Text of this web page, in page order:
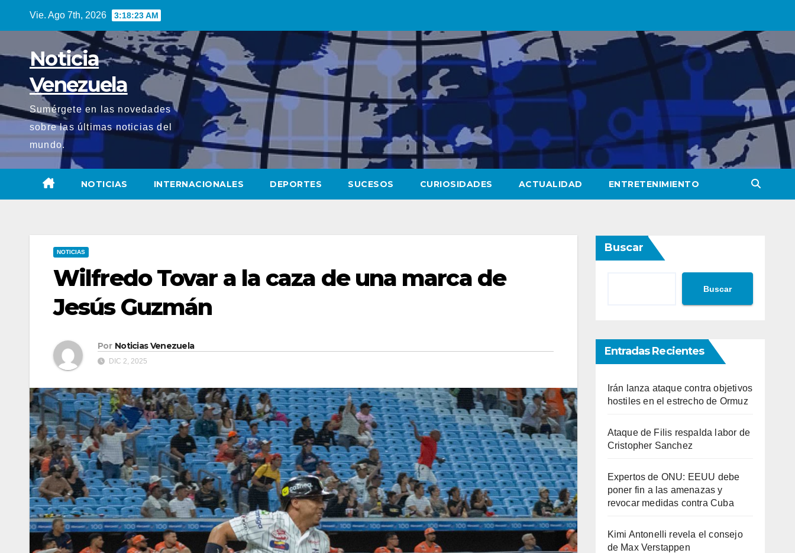
Vie. Ago 7th, 2026 3:18:24 AM
Noticia
Venezuela
Sumérgete en las novedades
sobre las últimas noticias del
mundo.
NOTICIAS INTERNACIONALES DEPORTES SUCESOS CURIOSIDADES ACTUALIDAD ENTRETENIMIENTO
NOTICIAS
Wilfredo Tovar a la caza de una marca de
Jesús Guzmán
Por Noticias Venezuela
DIC 2, 2025
Buscar
Buscar
Entradas Recientes
Irán lanza ataque contra objetivos
hostiles en el estrecho de Ormuz
Ataque de Filis respalda labor de
Cristopher Sanchez
Expertos de ONU: EEUU debe
poner fin a las amenazas y
revocar medidas contra Cuba
Kimi Antonelli revela el consejo
de Max Verstappen